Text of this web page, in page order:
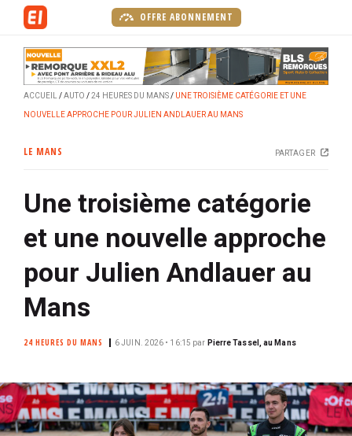
p
a
l
OFFRE ABONNEMENT
ACCUEIL AUTO 24 HEURES DU MANS UNE TROISIÈME CATÉGORIE ET UNE
NOUVELLE APPROCHE POUR JULIEN ANDLAUER AU MANS
LE MANS PARTAGER
Une troisième catégorie
et une nouvelle approche
pour Julien Andlauer au
Mans
24 HEURES DU MANS 6 JUIN. 2026 • 16:15 par Pierre Tassel, au Mans